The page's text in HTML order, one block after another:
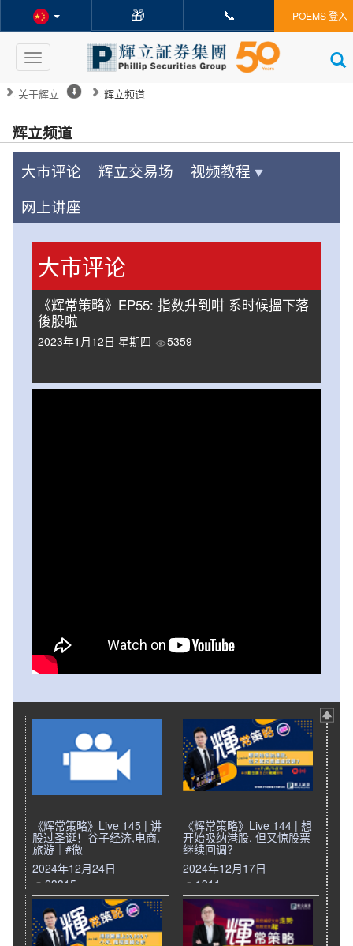
🎁 📞 POEMS 登入
Toggle
navigation
关于辉立 辉立频道
辉立频道
大市评论 辉立交易场
视频教程
网上讲座
大市评论
《辉常策略》EP55: 指数升到咁 系时候搵下落
後股啦
2023年1月12日 星期四 5359
《辉常策略》Live 145 | 讲
股过圣诞！谷子经济,电商,
旅游｜#微
2024年12月24日
23315
《辉常策略》Live 144 | 想
开始吸纳港股, 但又惊股票
继续回调?
2024年12月17日
1911